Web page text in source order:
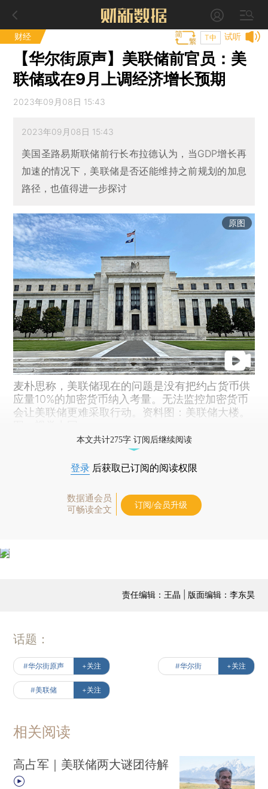
财经 试听
T中
【华尔街原声】美联储前官员：美
联储或在9月上调经济增长预期
2023年09月08日 15:43
2023年09月08日 15:43
美国圣路易斯联储前行长布拉德认为，当GDP增长再
加速的情况下，美联储是否还能维持之前规划的加息
路径，也值得进一步探讨
原图
麦朴思称，美联储现在的问题是没有把约占货币供
应量10%的加密货币纳入考量。无法监控加密货币
会让美联储更难采取行动。资料图：美联储大楼。
本文共计275字 订阅后继续阅读
登录 后获取已订阅的阅读权限
数据通会员
可畅读全文
订阅/会员升级
责任编辑：王晶 | 版面编辑：李东昊
话题：
#华尔街原声 +关注 #华尔街 +关注
#美联储 +关注
相关阅读
高占军｜美联储两大谜团待解